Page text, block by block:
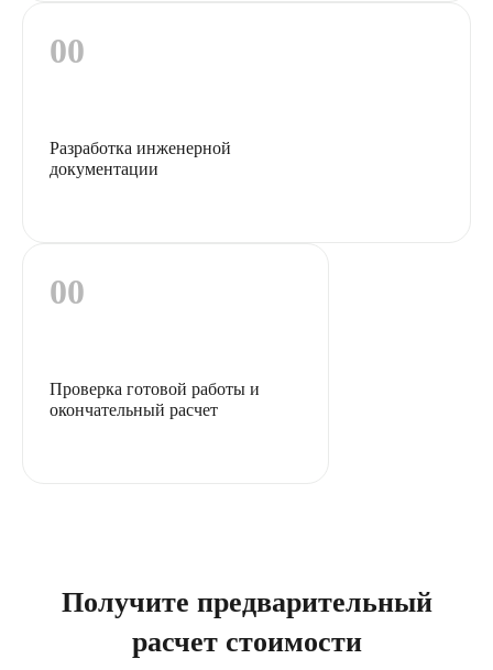
Разработка инженерной
документации
Проверка готовой работы и
окончательный расчет
Получите предварительный
расчет стоимости